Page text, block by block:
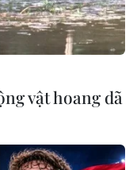
vật hoang dã